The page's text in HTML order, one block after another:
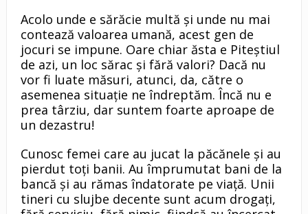
Acolo unde e sărăcie multă şi unde nu mai
contează valoarea umană, acest gen de
jocuri se impune. Oare chiar ăsta e Piteştiul
de azi, un loc sărac şi fără valori? Dacă nu
vor fi luate măsuri, atunci, da, către o
asemenea situaţie ne îndreptăm. Încă nu e
prea târziu, dar suntem foarte aproape de
un dezastru!
Cunosc femei care au jucat la păcănele şi au
pierdut toţi banii. Au împrumutat bani de la
bancă şi au rămas îndatorate pe viaţă. Unii
tineri cu slujbe decente sunt acum drogaţi,